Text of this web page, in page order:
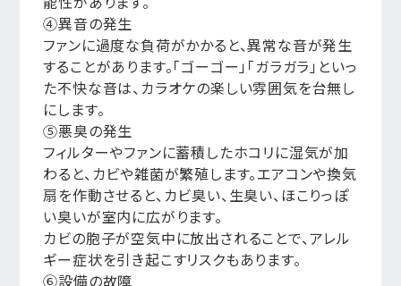
④異音の発生
ファンに過度な負荷がかかると、異常な音が発生
することがあります。「ゴーゴー」「ガラガラ」といっ
た不快な音は、カラオケの楽しい雰囲気を台無し
にします。
⑤悪臭の発生
フィルターやファンに蓄積したホコリに湿気が加
わると、カビや雑菌が繁殖します。エアコンや換気
扇を作動させると、カビ臭い、生臭い、ほこりっぽ
い臭いが室内に広がります。
カビの胞子が空気中に放出されることで、アレル
ギー症状を引き起こすリスクもあります。
⑥設備の故障